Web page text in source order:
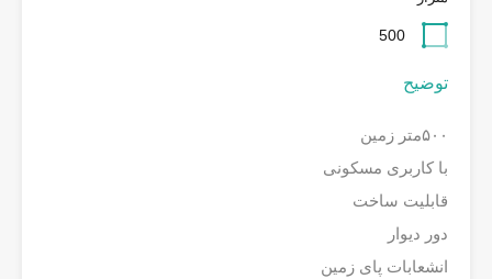
500
توضیح
۵۰۰متر زمین
با کاربری مسکونی
قابلیت ساخت
دور دیوار
انشعابات پای زمین